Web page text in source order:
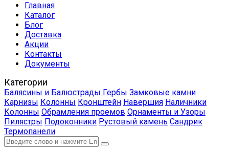
Главная
Каталог
Блог
Доставка
Акции
Контакты
Документы
Категории
Балясины и Балюстрады Гербы Замковые камни
Карнизы Колонны Кронштейн Навершия Наличники
Колонны Обрамления проемов Орнаменты и Узоры
Пилястры Подоконники Рустовый камень Сандрик
Термопанели